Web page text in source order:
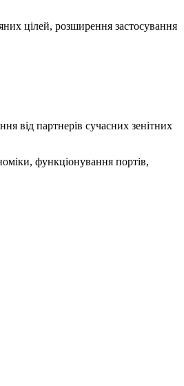
цілей, розширення застосування
від партнерів сучасних зенітних
функціонування портів,